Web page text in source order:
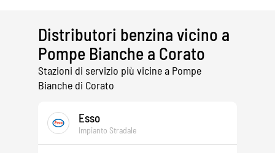
Distributori benzina vicino a
Pompe Bianche a Corato
Stazioni di servizio più vicine a Pompe
Bianche di Corato
Esso
Impianto Stradale